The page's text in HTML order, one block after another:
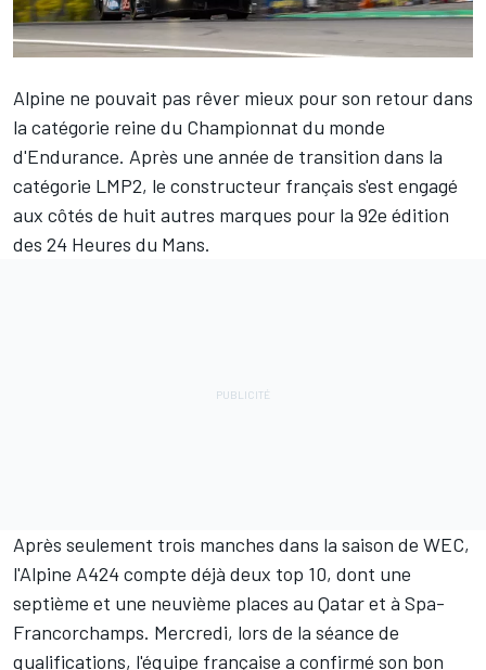
Alpine ne pouvait pas rêver mieux pour son retour dans
la catégorie reine du Championnat du monde
d'Endurance. Après une année de transition dans la
catégorie LMP2, le constructeur français s'est engagé
aux côtés de huit autres marques pour la 92e édition
des 24 Heures du Mans.
Après seulement trois manches dans la saison de WEC,
l'Alpine A424 compte déjà deux top 10, dont une
septième et une neuvième places au Qatar et à Spa-
Francorchamps. Mercredi, lors de la séance de
qualifications, l'équipe française a confirmé son bon